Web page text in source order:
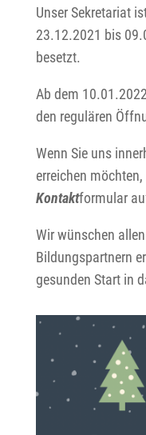
Unser Sekretariat
23.12.2021 bis
besetzt.
Ab dem
den regulären
Wenn Sie uns
erreichen
Kontaktformular
Wir wünschen
Bildungspartnern
gesunden Start in